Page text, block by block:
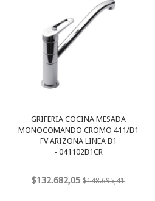
GRIFERIA COCINA MESADA
MONOCOMANDO CROMO 411/B1
FV ARIZONA LINEA B1
- 041102B1CR
$132.682,05 $148.695,41